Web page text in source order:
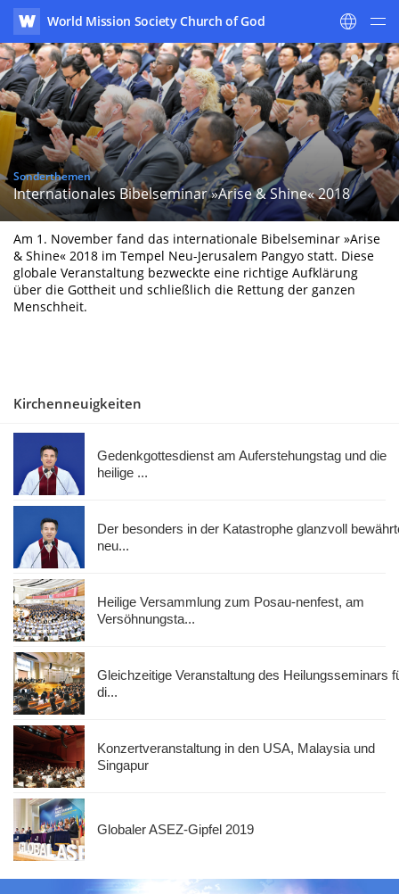
WATV
World Mission Society Church of God
Sonderthemen
Internationales Bibelseminar »Arise & Shine« 2018
Am 1. November fand das internationale Bibelseminar »Arise
& Shine« 2018 im Tempel Neu-Jerusalem Pangyo statt. Diese
globale Veranstaltung bezweckte eine richtige Aufklärung
über die Gottheit und schließlich die Rettung der ganzen
Menschheit.
Kirchenneuigkeiten
Gedenkgottesdienst am Auferstehungstag und die
heilige ...
Der besonders in der Katastrophe glanzvoll
neu...
Heilige Versammlung zum Posau-nenfest, am
Versöhnungsta...
Gleichzeitige Veranstaltung des Heilungsseminars
di...
Konzertveranstaltung in den USA, Malaysia und
Singapur
Globaler ASEZ-Gipfel 2019